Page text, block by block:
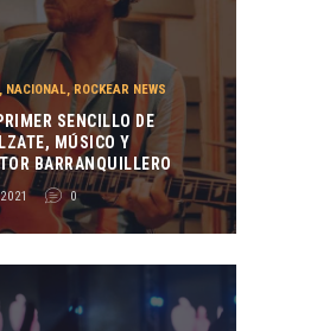
NACIONAL,ROCKEAR NEWS
SENCILLO DE
MÚSICO Y
BARRANQUILLERO
0